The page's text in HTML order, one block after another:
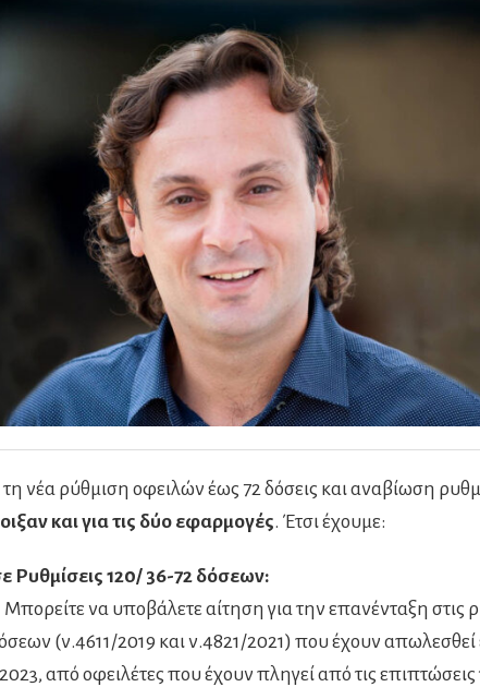
τη νέα ρύθμιση οφειλών έως 72 δόσεις και αναβίωση
και για τις δύο εφαρμογές. Έτσι έχουμε:
Ρυθμίσεις 120/ 36-72 δόσεων:
να υποβάλετε αίτηση για την επανένταξη στις
(ν.4611/2019 και ν.4821/2021) που έχουν απωλεσθεί
από οφειλέτες που έχουν πληγεί από τις επιπτώσεις